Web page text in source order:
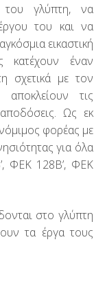
του γλύπτη, να
του και να
εικαστική
κατέχουν έναν
σχετικά με τον
τις
Ως εκ
φορέας με
για όλα
ΦΕΚ 128Β’, ΦΕΚ
στο γλύπτη
τα έργα τους